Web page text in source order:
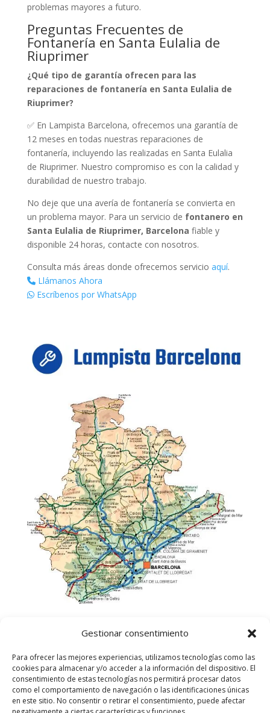
Gestionar consentimiento
Para ofrecer las mejores experiencias, utilizamos tecnologías como las
cookies para almacenar y/o acceder a la información del dispositivo. El
consentimiento de estas tecnologías nos permitirá procesar datos
como el comportamiento de navegación o las identificaciones únicas
en este sitio. No consentir o retirar el consentimiento, puede afectar
problemas mayores a futuro.
Preguntas Frecuentes de
Fontanería en Santa Eulalia de
Riuprimer
¿Qué tipo de garantía ofrecen para las
reparaciones de fontanería en Santa Eulalia de
Riuprimer?
✅ En Lampista Barcelona, ofrecemos una garantía de
12 meses en todas nuestras reparaciones de
fontanería, incluyendo las realizadas en Santa Eulalia
de Riuprimer. Nuestro compromiso es con la calidad y
durabilidad de nuestro trabajo.
No deje que una avería de fontanería se convierta en
un problema mayor. Para un servicio de fontanero en
Santa Eulalia de Riuprimer, Barcelona fiable y
disponible 24 horas, contacte con nosotros.
Consulta más áreas donde ofrecemos servicio aquí.
Llámanos Ahora
Escríbenos por WhatsApp